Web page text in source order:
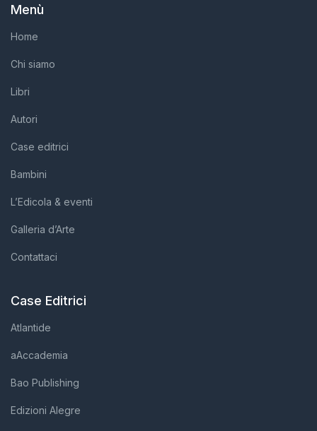
Menù
Home
Chi siamo
Libri
Autori
Case editrici
Bambini
L’Edicola & eventi
Galleria d’Arte
Contattaci
Case Editrici
Atlantide
aAccademia
Bao Publishing
Edizioni Alegre